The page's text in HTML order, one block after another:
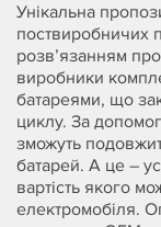
Унікальна
поствиробничих
розв’язанням
виробники
батареями, що
циклу. За
зможуть
батарей. А це –
вартість якого
електромобіля.